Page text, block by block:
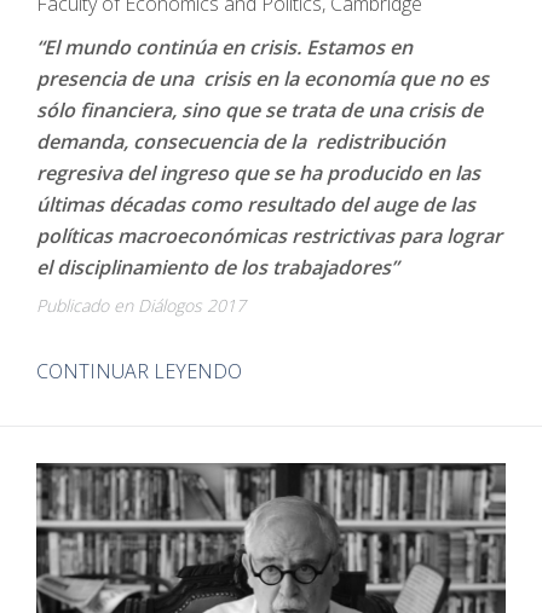
“El mundo continúa en crisis. Estamos en
presencia de una crisis en la economía que no es
sólo financiera, sino que se trata de una crisis de
demanda, consecuencia de la redistribución
regresiva del ingreso que se ha producido en las
últimas décadas como resultado del auge de las
políticas macroeconómicas restrictivas para lograr
el disciplinamiento de los trabajadores”
Publicado en Diálogos 2017
CONTINUAR LEYENDO